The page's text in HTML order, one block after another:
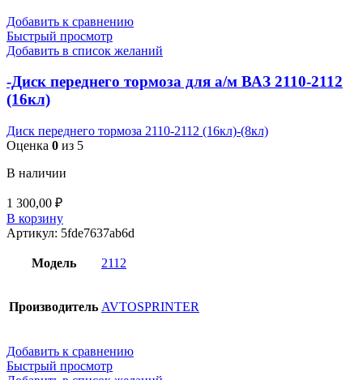
Добавить к сравнению
Быстрый просмотр
Добавить в список желаний
-Диск переднего тормоза для а/м ВАЗ 2110-2112
(16кл)
Диск переднего тормоза 2110-2112 (16кл)-(8кл)
Оценка 0 из 5
В наличии
1 300,00 ₽
В корзину
Артикул: 5fde7637ab6d
Модель 2112
Производитель AVTOSPRINTER
Добавить к сравнению
Быстрый просмотр